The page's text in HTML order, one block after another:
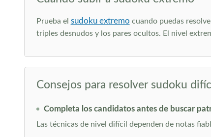
Prueba el sudoku extremo cuando puedas
triples desnudos y los pares ocultos. El nivel
Consejos para resolver sudoku
Completa los candidatos antes de buscar
Las técnicas de nivel difícil dependen de notas